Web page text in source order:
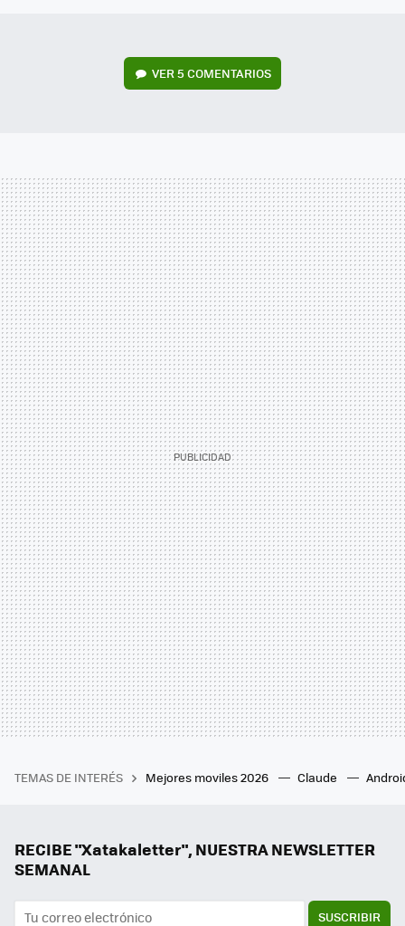
VER 5 COMENTARIOS
TEMAS DE INTERÉS Mejores moviles 2026 Claude
RECIBE "Xatakaletter", NUESTRA NEWSLETTER
SEMANAL
SUSCRIBIR